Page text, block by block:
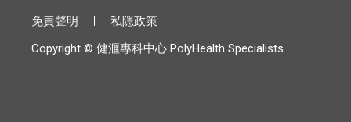
免責聲明
私隱政策
Copyright © 健滙專科中心 PolyHealth Specialists.